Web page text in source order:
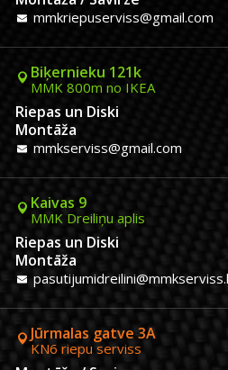
mmkriepuserviss@gmail.com
Biķernieku 121k
MMK 800m no IKEA
Riepas un Diski
Montāža
mmkserviss@gmail.com
Kaivas 9
MMK Dreiliņu aplis
Riepas un Diski
Montāža
Jūrmalas gatve 3A
KN6 riepu serviss